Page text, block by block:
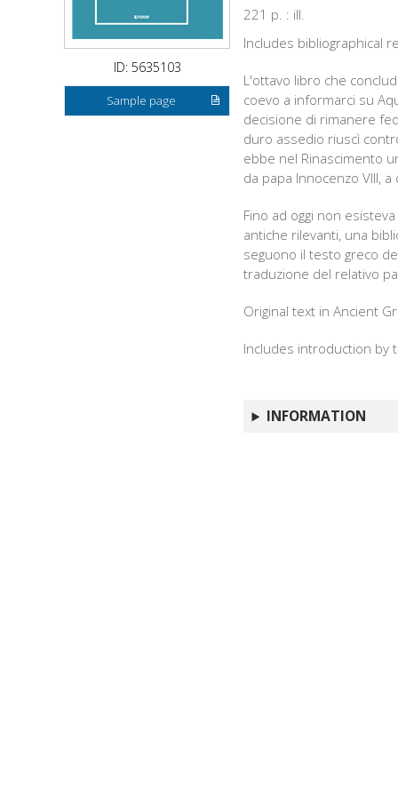
ID: 5635103
Sample page
221 p. : ill.
Includes bibliographical
L'ottavo libro che
coevo a informarci su
decisione di rimanere
duro assedio riuscì
ebbe nel Rinascimento
da papa Innocenzo VIII,
Fino ad oggi non
antiche rilevanti, una
seguono il testo greco
traduzione del relativo
Original text in Ancient
Includes introduction by
INFORMATION